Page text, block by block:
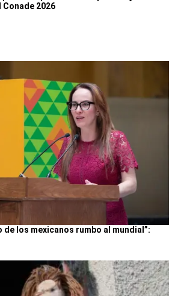
Conade 2026
de los mexicanos rumbo al mundial”: